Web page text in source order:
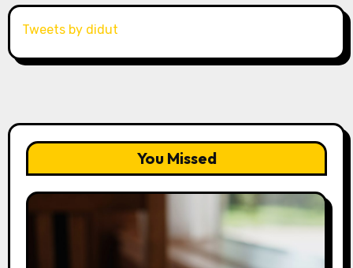
Tweets by didut
You Missed